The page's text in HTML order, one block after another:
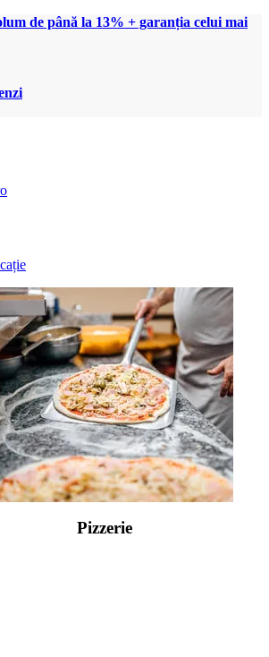
de până la 13% + garanția celui mai
Pizzerie